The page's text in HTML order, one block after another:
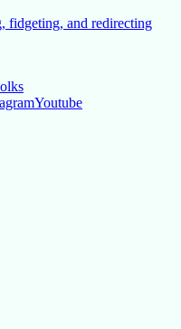
fidgeting, and redirecting
Youtube